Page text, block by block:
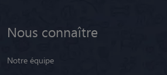
Nous connaître
Notre équipe